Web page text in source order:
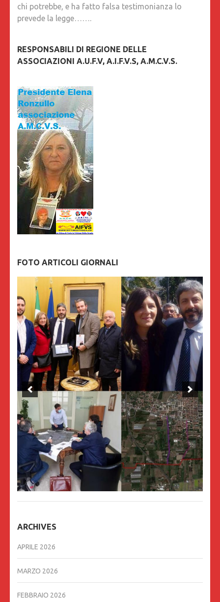
chi potrebbe, e ha fatto falsa testimonianza lo
prevede la legge…….
RESPONSABILI DI REGIONE DELLE
ASSOCIAZIONI A.U.F.V, A.I.F.V.S, A.M.C.V.S.
FOTO ARTICOLI GIORNALI
ARCHIVES
APRILE 2026
MARZO 2026
FEBBRAIO 2026